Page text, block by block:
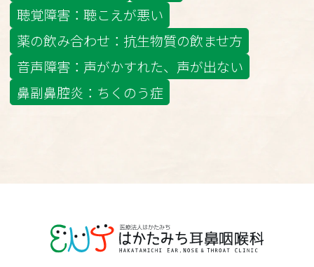
聴覚障害：聴こえが悪い
薬の飲み合わせ：抗生物質の飲ませ方
音声障害：声がかすれた、声が出ない
鼻副鼻腔炎：ちくのう症